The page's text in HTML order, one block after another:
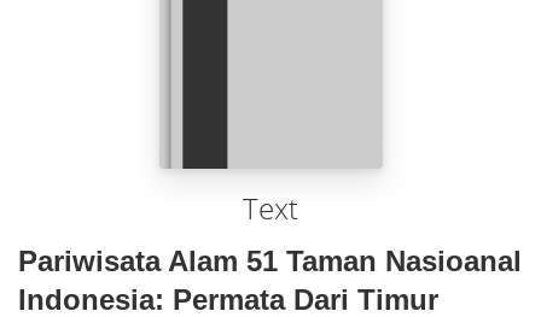
Text
Pariwisata Alam 51 Taman Nasioanal
Indonesia: Permata Dari Timur